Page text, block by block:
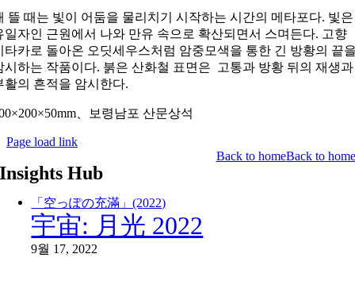
뜰 때는 빛이 어둠을 물리치기 시작하는 시간의 메타포다. 빛은
일자인 근원에서 나와 만유 속으로 확산되면서 스며든다. 고향
타카로 돌아온 오딧세우스처럼 암중모색을 통한 긴 방황의 끝
시하는 작품이다. 붉은 산화철 표면은
고통과 방황 뒤의 재생과
활의 흔적을 암시한다.
、보령남포 산문상석
Page load link
Back to homeBack to home
Insights Hub
「空っぽの充滿」(2022)
宇宙: 月光 2022
9월 17, 2022